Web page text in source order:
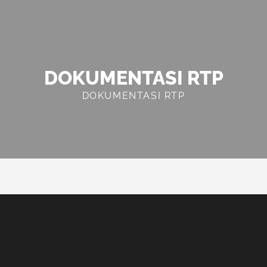
DOKUMENTASI RTP
DOKUMENTASI RTP